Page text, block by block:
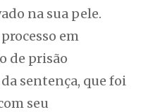
na sua pele.
em
de prisão
sentença, que foi
seu